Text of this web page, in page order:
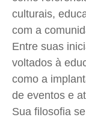
culturais,
com a
Entre suas
voltados à
como a
de eventos e
Sua filosofia